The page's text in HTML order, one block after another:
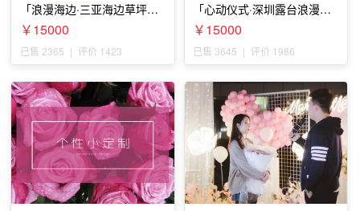
「浪漫海边·三亚海边草坪浪
漫求婚」
￥15000
已售 2365 | 评价 1423
「心动仪式·深圳露台浪漫求
婚」
￥15000
已售 3645 | 评价 1986